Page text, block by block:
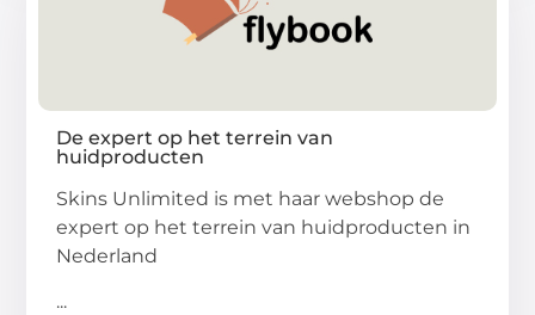
De expert op het terrein van
huidproducten
Skins Unlimited is met haar webshop de
expert op het terrein van huidproducten in
Nederland
...